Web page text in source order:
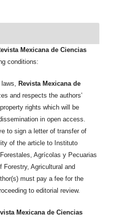
Mexicana de Ciencias
conditions:
laws, Revista Mexicana de
and respects the authors’
rights which will be
in open access.
to sign a letter of transfer of
of the article to Instituto
Agrícolas y Pecuarias
Forestry, Agricultural and
must pay a fee for the
to editorial review.
Mexicana de Ciencias